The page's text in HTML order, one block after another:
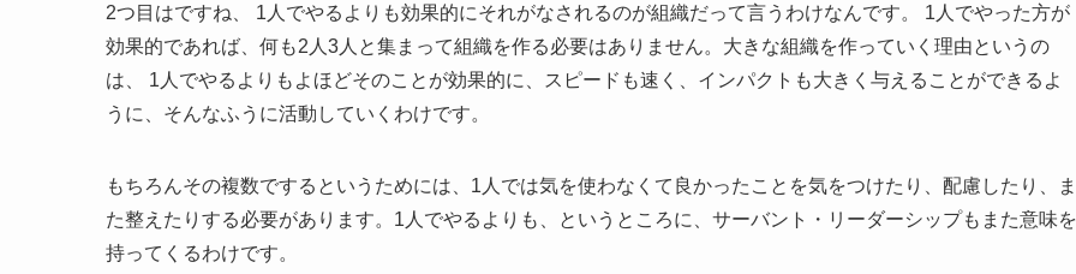
2つ目はですね、 1人でやるよりも効果的にそれがなされるのが組織だって言うわけなんです。 1人でやった方が
効果的であれば、何も2人3人と集まって組織を作る必要はありません。大きな組織を作っていく理由というの
は、 1人でやるよりもよほどそのことが効果的に、スピードも速く、インパクトも大きく与えることができるよ
うに、そんなふうに活動していくわけです。
もちろんその複数でするというためには、1人では気を使わなくて良かったことを気をつけたり、配慮したり、ま
た整えたりする必要があります。1人でやるよりも、というところに、サーバント・リーダーシップもまた意味を
持ってくるわけです。